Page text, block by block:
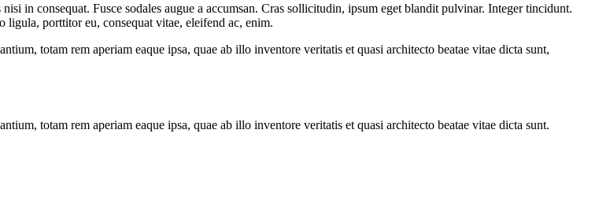
in consequat. Fusce sodales augue a accumsan. Cras sollicitudin, ipsum eget blandit pulvinar. Integer tincidunt.
ligula, porttitor eu, consequat vitae, eleifend ac, enim.
totam rem aperiam eaque ipsa, quae ab illo inventore veritatis et quasi architecto beatae vitae dicta sunt,
totam rem aperiam eaque ipsa, quae ab illo inventore veritatis et quasi architecto beatae vitae dicta sunt.